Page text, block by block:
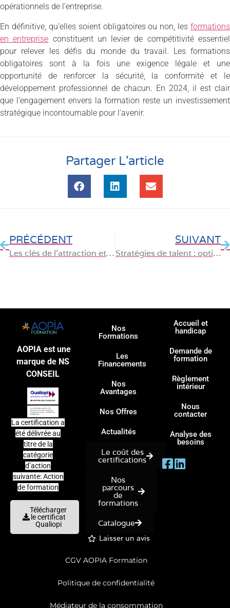
opérationnels de l’entreprise.
En définitive, qu’elles soient obligatoires ou non, les formations
en entreprise constituent un levier de compétitivité essentiel
pour relever les défis du monde du travail. Les formations
obligatoires sont à la fois une exigence légale et une
opportunité de renforcer la sécurité, la conformité et le
développement professionnel de chacun. En 2024, il est clair
que l’engagement envers la formation reste un investissement
stratégique incontournable pour l’avenir.
Partager L'article
PRÉCÉDENT
Les clés de l’attraction et de la rétention des talents en 2024
SUIVANT
Stratégies de talent : optimisez votre entreprise avec les matrices de compétences
AOPIA est une
marque de NS
CONSEIL
La certification a
été délivrée au
titre de la
catégorie
d’action
suivante: Action
de formation
Télécharger
le certificat
Qualiopi
Nos
Formations
Les
Financements
Nos
Avantages
Nos Offres
Actualités
Le coût des
certifications
Nos
parcours
de
formations
Catalogue
Laisser un avis
Accueil et
handicap
Demande de
formation
Règlement
intérieur
Nous
contacter
Analyse des
besoins
CGV AOPIA Formation
Politique de confidentialité
Médiateur de la consommation